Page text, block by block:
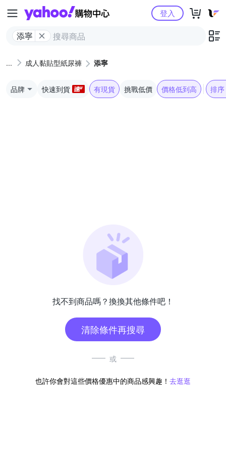
Yahoo購物中心
添寧
登入
成人黏貼型紙尿褲 添寧
品牌 快速到貨 有現貨 挑戰低價 價格低到高 排序
找不到商品嗎？換換其他條件吧！
清除條件再搜尋
或
也許你會對這些價格優惠中的商品感興趣！ 去逛逛